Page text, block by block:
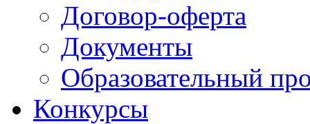
Договор-оферта
Документы
Образовательный
Конкурсы